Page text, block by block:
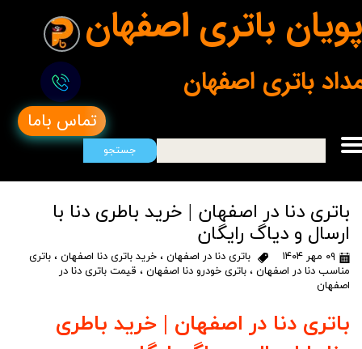
پویان باتری اصفهان
تماس باما
جستجو
باتری اصفهان
باتری دنا در اصفهان | خرید باطری دنا با
ارسال و دیاگ رایگان
۰۹ مهر ۱۴۰۴ باتری دنا در اصفهان ، خرید باتری دنا اصفهان ، باتری
مناسب دنا در اصفهان ، باتری خودرو دنا اصفهان ، قیمت باتری دنا در
اصفهان
باتری دنا در اصفهان | خرید باطری